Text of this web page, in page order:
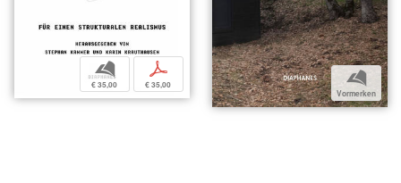
b
€ 35,00
p
€ 35,00 b
Vormerken